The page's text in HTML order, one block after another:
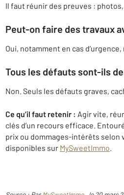
Il faut réunir des preuves :
Peut-on faire des travaux
Oui, notamment en cas
Tous les défauts sont-ils
Non. Seuls les défauts graves,
Ce qu’il faut retenir : Agir vite,
clés d’un recours efficace.
prix ou dommages-intérêts selon
disponibles sur MySweetImmo